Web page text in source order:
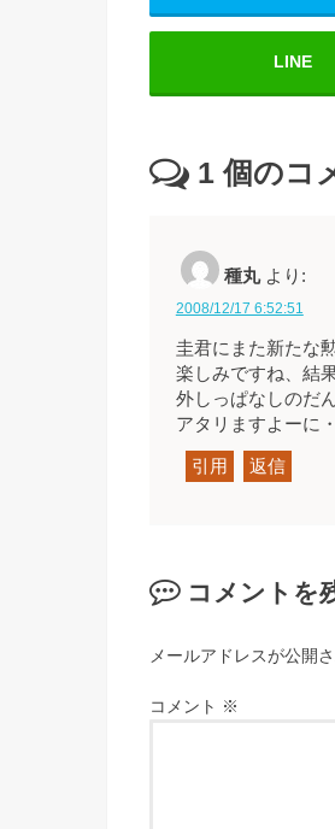
LINE
1 個のコ
種丸 より:
2008/12/17 6:52:51
圭君にまた新たな
楽しみですね、結
外しっぱなしのだ
アタリますよーに
引用 返信
コメントを
メールアドレスが公開
コメント ※